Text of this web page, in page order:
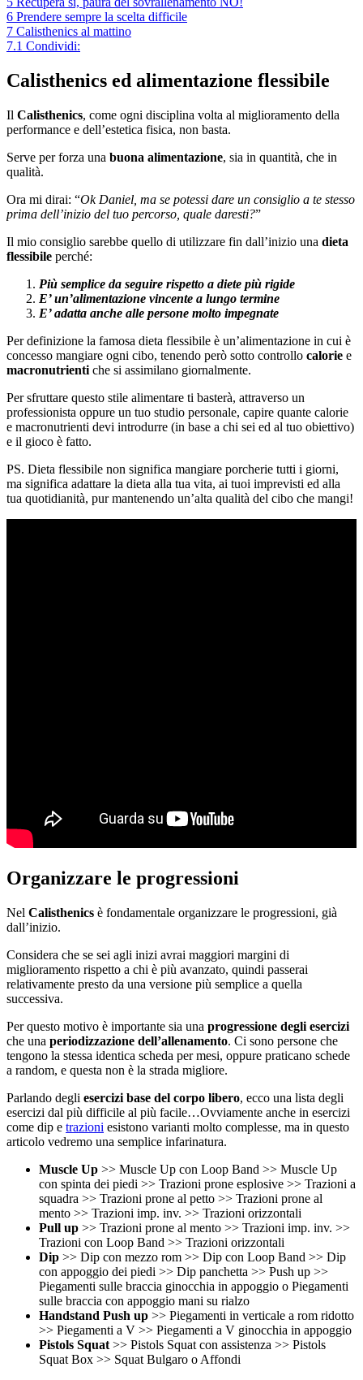
6 Prendere sempre la scelta difficile
7 Calisthenics al mattino
7.1 Condividi:
Calisthenics ed alimentazione flessibile
Il Calisthenics, come ogni disciplina volta al miglioramento della
performance e dell’estetica fisica, non basta.
Serve per forza una buona alimentazione, sia in quantità, che in
qualità.
Ora mi dirai: “Ok Daniel, ma se potessi dare un consiglio a te stesso
prima dell’inizio del tuo percorso, quale daresti?”
Il mio consiglio sarebbe quello di utilizzare fin dall’inizio una dieta
flessibile perché:
Più semplice da seguire rispetto a diete più rigide
E’ un’alimentazione vincente a lungo termine
E’ adatta anche alle persone molto impegnate
Per definizione la famosa dieta flessibile è un’alimentazione in cui è
concesso mangiare ogni cibo, tenendo però sotto controllo calorie e
macronutrienti che si assimilano giornalmente.
Per sfruttare questo stile alimentare ti basterà, attraverso un
professionista oppure un tuo studio personale, capire quante calorie
e macronutrienti devi introdurre (in base a chi sei ed al tuo obiettivo)
e il gioco è fatto.
PS. Dieta flessibile non significa mangiare porcherie tutti i giorni,
ma significa adattare la dieta alla tua vita, ai tuoi imprevisti ed alla
tua quotidianità, pur mantenendo un’alta qualità del cibo che mangi!
Organizzare le progressioni
Nel Calisthenics è fondamentale organizzare le progressioni, già
dall’inizio.
Considera che se sei agli inizi avrai maggiori margini di
miglioramento rispetto a chi è più avanzato, quindi passerai
relativamente presto da una versione più semplice a quella
successiva.
Per questo motivo è importante sia una progressione degli esercizi
che una periodizzazione dell’allenamento. Ci sono persone che
tengono la stessa identica scheda per mesi, oppure praticano schede
a random, e questa non è la strada migliore.
Parlando degli esercizi base del corpo libero, ecco una lista degli
esercizi dal più difficile al più facile…Ovviamente anche in esercizi
come dip e trazioni esistono varianti molto complesse, ma in questo
articolo vedremo una semplice infarinatura.
Muscle Up >> Muscle Up con Loop Band >> Muscle Up
con spinta dei piedi >> Trazioni prone esplosive >> Trazioni a
squadra >> Trazioni prone al petto >> Trazioni prone al
mento >> Trazioni imp. inv. >> Trazioni orizzontali
Pull up >> Trazioni prone al mento >> Trazioni imp. inv. >>
Trazioni con Loop Band >> Trazioni orizzontali
Dip >> Dip con mezzo rom >> Dip con Loop Band >> Dip
con appoggio dei piedi >> Dip panchetta >> Push up >>
Piegamenti sulle braccia ginocchia in appoggio o Piegamenti
sulle braccia con appoggio mani su rialzo
Handstand Push up >> Piegamenti in verticale a rom ridotto
>> Piegamenti a V >> Piegamenti a V ginocchia in appoggio
Pistols Squat >> Pistols Squat con assistenza >> Pistols
Squat Box >> Squat Bulgaro o Affondi